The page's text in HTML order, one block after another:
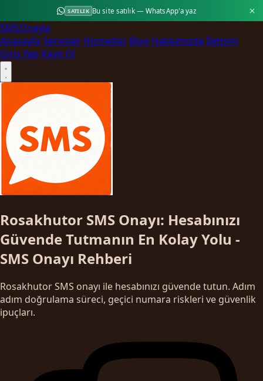
SATILIK Bu site satılık — WhatsApp'a yaz
SMSOnayla
Anasayfa Servisler Hizmetler Blog Hakkımızda İletişim
Giriş Yap Kayıt Ol
Rosakhutor SMS Onayı: Hesabınızı
Güvende Tutmanın En Kolay Yolu -
SMS Onayı Rehberi
Rosakhutor SMS onayı ile hesabınızı güvende tutun. Adım
adım doğrulama süreci, geçici numara riskleri ve güvenlik
ipuçları.